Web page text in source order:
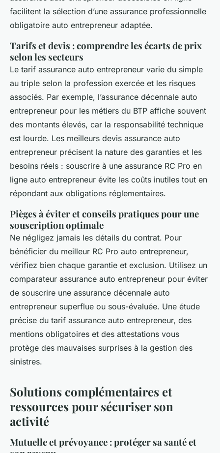
facilitent la sélection d’une assurance professionnelle
obligatoire auto entrepreneur adaptée.
Tarifs et devis : comprendre les écarts de prix
selon les secteurs
Le tarif assurance auto entrepreneur varie du simple
au triple selon la profession exercée et les risques
associés. Par exemple, l’assurance décennale auto
entrepreneur pour les métiers du BTP affiche souvent
des montants élevés, car la responsabilité technique
est lourde. Les meilleurs devis assurance auto
entrepreneur précisent la nature des garanties et les
besoins réels : souscrire à une assurance RC Pro en
ligne auto entrepreneur évite les coûts inutiles tout en
répondant aux obligations réglementaires.
Pièges à éviter et conseils pratiques pour une
souscription optimale
Ne négligez jamais les détails du contrat. Pour
bénéficier du meilleur RC Pro auto entrepreneur,
vérifiez bien chaque garantie et exclusion. Utilisez un
comparateur assurance auto entrepreneur pour éviter
de souscrire une assurance décennale auto
entrepreneur superflue ou sous-évaluée. Une étude
précise du tarif assurance auto entrepreneur, des
mentions obligatoires et des attestations vous
protège des mauvaises surprises à la gestion des
sinistres.
Solutions complémentaires et
ressources pour sécuriser son
activité
Mutuelle et prévoyance : protéger sa santé et